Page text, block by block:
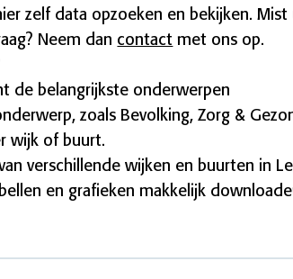
zelf data opzoeken en bekijken.Mist
Neem dan contact met ons op.
de belangrijkste onderwerpen
zoals Bevolking, Zorg &
wijk of buurt.
verschillende wijken en buurten in
en grafieken makkelijk